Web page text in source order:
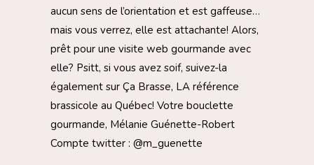
aucun sens de l’orientation et est gaffeuse…
mais vous verrez, elle est attachante! Alors,
prêt pour une visite web gourmande avec
elle? Psitt, si vous avez soif, suivez-la
également sur Ça Brasse, LA référence
brassicole au Québec! Votre bouclette
gourmande, Mélanie Guénette-Robert
Compte twitter : @m_guenette